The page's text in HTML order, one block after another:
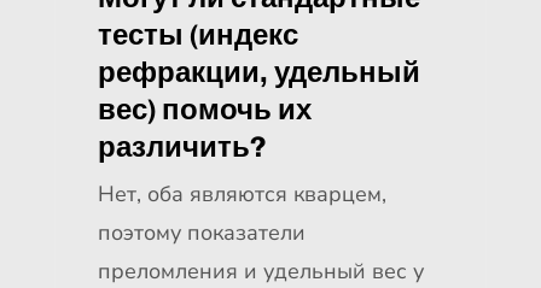
тесты (индекс
рефракции, удельный
вес) помочь их
различить?
Нет, оба являются кварцем,
поэтому показатели
преломления и удельный вес у